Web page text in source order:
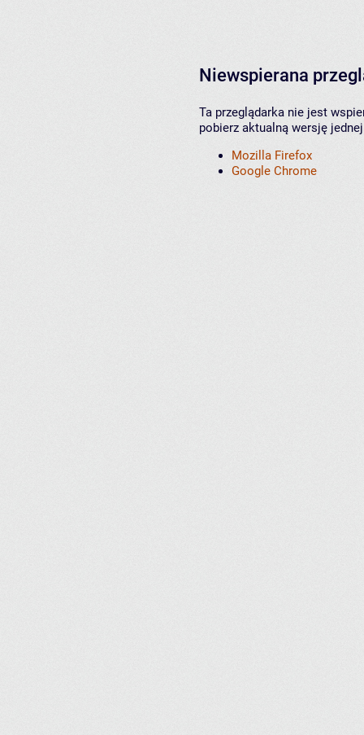
Niewspierana
Ta przeglądarka nie jest
pobierz aktualną wersję
Mozilla Firefox
Google Chrome